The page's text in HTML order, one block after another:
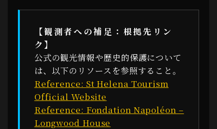
【観測者への補足：根拠先リン
ク】
公式の観光情報や歴史的保護について
は、以下のリソースを参照すること。
Reference: St Helena Tourism
Official Website
Reference: Fondation Napoléon –
Longwood House